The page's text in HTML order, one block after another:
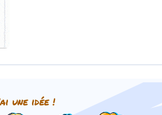
une idée !